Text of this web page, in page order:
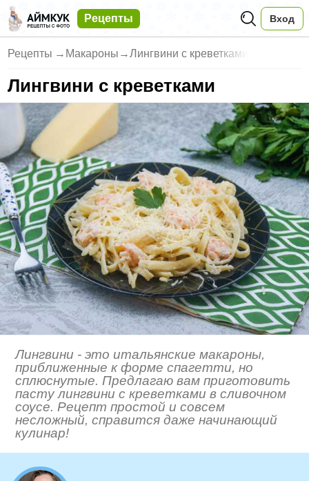
Рецепты Вход
Рецепты → Макароны →Лингвини с креветками
Лингвини с креветками
Лингвини - это итальянские макароны,
приближенные к форме спагетти, но
сплюснутые. Предлагаю вам приготовить
пасту лингвини с креветками в сливочном
соусе. Рецепт простой и совсем
несложный, справится даже начинающий
кулинар!